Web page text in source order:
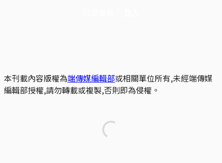
本刊載內容版權為端傳媒編輯部或相關單位所有,未經端傳媒
編輯部授權,請勿轉載或複製,否則即為侵權。